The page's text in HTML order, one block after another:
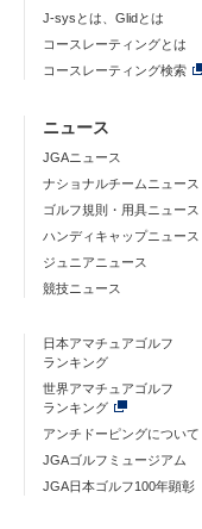
J-sysとは、Glidとは
コースレーティングとは
コースレーティング検索
ニュース
JGAニュース
ナショナルチームニュース
ゴルフ規則・用具ニュース
ハンディキャップニュース
ジュニアニュース
競技ニュース
日本アマチュアゴルフ
ランキング
世界アマチュアゴルフ
ランキング
アンチドーピングについて
JGAゴルフミュージアム
JGA日本ゴルフ100年顕彰